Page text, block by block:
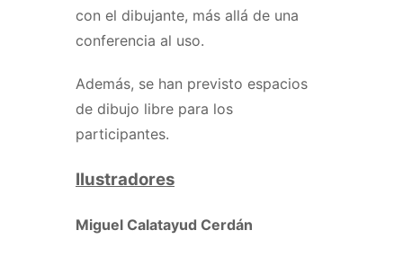
con el dibujante, más allá de una
conferencia al uso.
Además, se han previsto espacios
de dibujo libre para los
participantes.
Ilustradores
Miguel Calatayud Cerdán